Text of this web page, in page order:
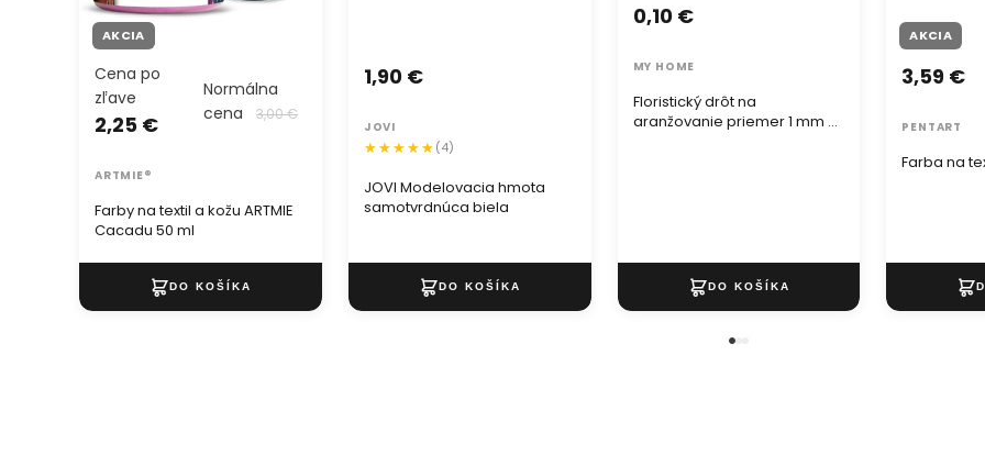
AKCIA
Farby na textil a kožu ARTMIE
Cacadu 50 ml
Cena po
zľave
2,25 €
Normálna
cena
3,00 €
ARTMIE®
JOVI Modelovacia hmota
samotvrdnúca biela
1,90 €
JOVI
(4)
Floristický drôt na
aranžovanie priemer 1 mm - 1
0,10 €
MY HOME
AKCIA
Farba na
3,59 €
PENTART